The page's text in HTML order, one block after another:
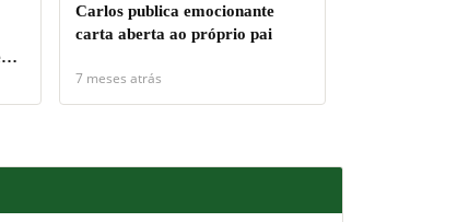
Carlos publica emocionante
carta aberta ao próprio pai
7 meses atrás